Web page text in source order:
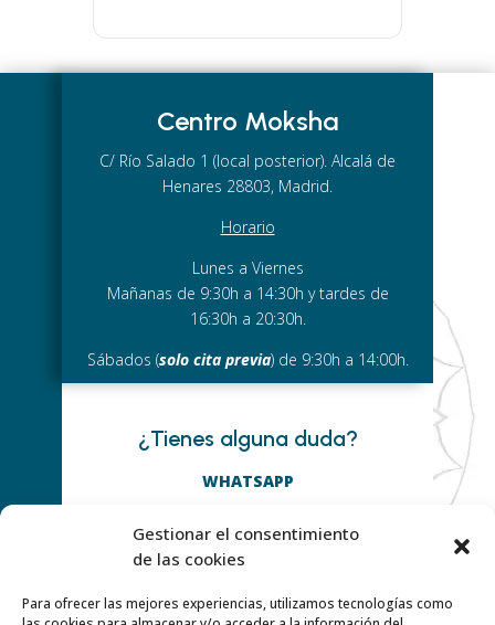
Gestionar el consentimiento
de las cookies
Para ofrecer las mejores experiencias, utilizamos tecnologías como
Centro Moksha
C/ Río Salado 1 (local posterior). Alcalá de
Henares 28803, Madrid.
Horario
Lunes a Viernes
Mañanas de 9:30h a 14:30h y tardes de
16:30h a 20:30h.
Sábados (solo cita previa) de 9:30h a 14:00h.
¿Tienes alguna duda?
WHATSAPP
O ESCRIBE